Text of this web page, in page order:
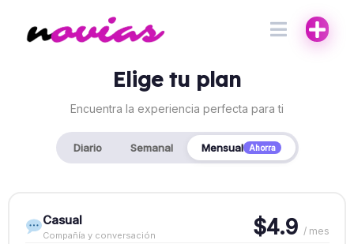
Elige tu plan
Encuentra la experiencia perfecta para ti
Diario Semanal Mensual Ahorra
Casual
Compañía y conversación $4.9 / mes